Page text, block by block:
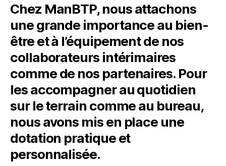
Chez ManBTP, nous attachons
une grande importance au bien-
être et à l’équipement de nos
collaborateurs intérimaires
comme de nos partenaires. Pour
les accompagner au quotidien
sur le terrain comme au bureau,
nous avons mis en place une
dotation pratique et
personnalisée.